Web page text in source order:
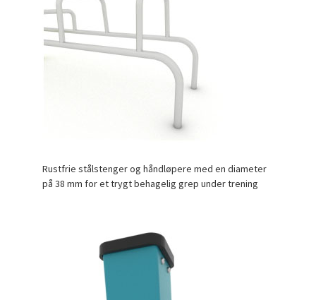
Rustfrie stålstenger og håndløpere med en diameter
på 38 mm for et trygt behagelig grep under trening